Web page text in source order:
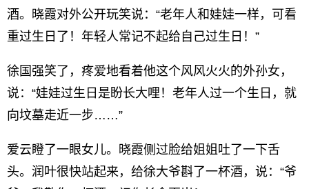
酒。晓霞对外公开玩笑说：“老年人和娃娃一样，可看
重过生日了！年轻人常记不起给自己过生日！”
徐国强笑了，疼爱地看着他这个风风火火的外孙女，
说：“娃娃过生日是盼长大哩！老年人过一个生日，就
向坟墓走近一步……”
爱云瞪了一眼女儿。晓霞侧过脸给姐姐吐了一下舌
头。润叶很快站起来，给徐大爷斟了一杯酒，说：“爷